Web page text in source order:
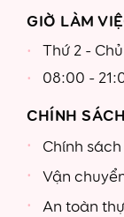
GIỜ LÀM
Thứ 2 -
08:00 -
CHÍNH SÁCH
Chính
Vận
An toàn